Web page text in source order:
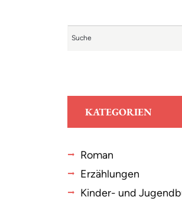
KATEGORIEN
Roman
Erzählungen
Kinder- und